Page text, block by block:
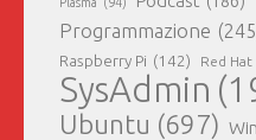
Programmazione
Raspberry Pi (142) Red Hat
SysAdmin
Ubuntu (697)